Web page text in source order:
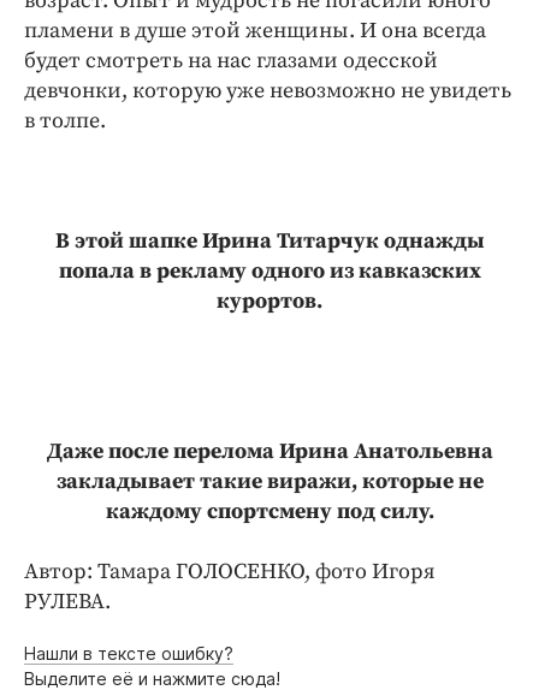
пламени в душе этой женщины. И она всегда
будет смотреть на нас глазами одесской
девчонки, которую уже невозможно не увидеть
в толпе.
В этой шапке Ирина Титарчук однажды
попала в рекламу одного из кавказских
курортов.
Даже после перелома Ирина Анатольевна
закладывает такие виражи, которые не
каждому спортсмену под силу.
Автор: Тамара ГОЛОСЕНКО, фото Игоря
РУЛЕВА.
Нашли в тексте ошибку?
Выделите её и нажмите сюда!